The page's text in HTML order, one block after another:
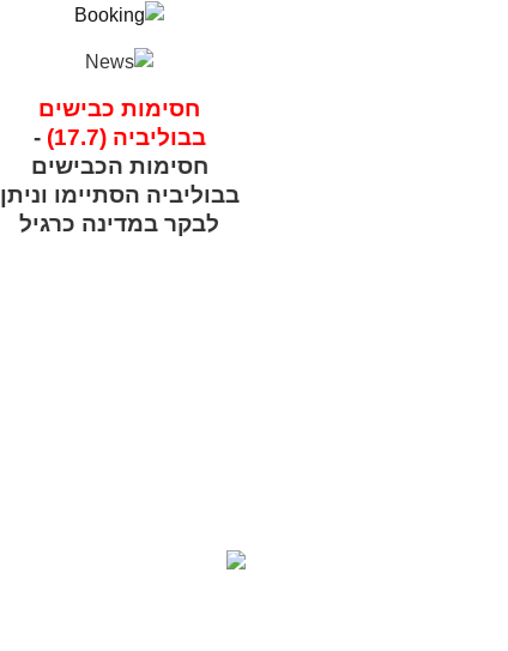
חסימות כבישים
בבוליביה (17.7)
-
חסימות הכבישים
בבוליביה הסתיימו וניתן
לבקר במדינה כרגיל